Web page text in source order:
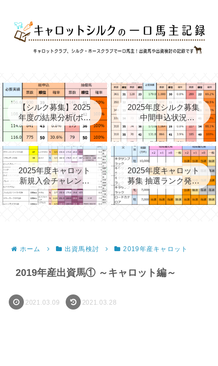
【シルク募集】2025
年度の結果分析(ボー
ダー、確率、昨年度
との比較など)
2025年度シルク募集
中間申込状況
②(08/06)と昨年の中
間③→最終
2025年度キャロット
新規入会チャレンジ
と第2次募集を考える
2025年度キャロット
募集 抽選ランク発表
(09/11)
ホーム 出資馬検討 2019年産キャロット
2019年産出資馬① ～キャロット編～
2021.03.09 2021.03.28